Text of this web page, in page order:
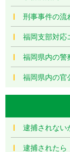
刑事事件の流
福岡支部対応
福岡県内の警
福岡県内の官
逮捕されない
逮捕されたら